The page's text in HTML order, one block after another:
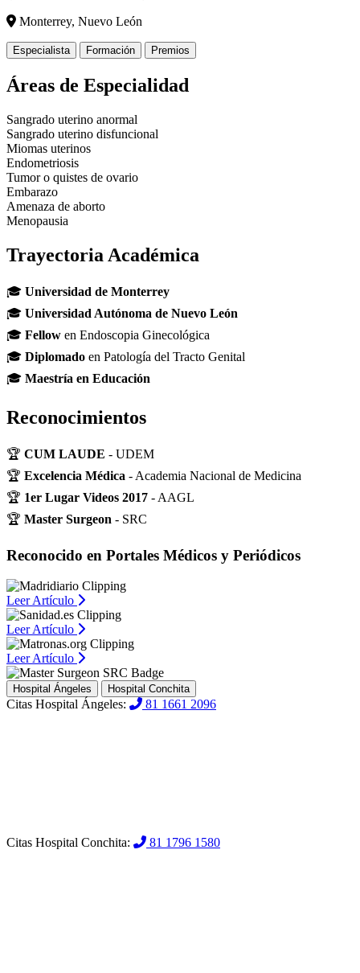
Monterrey, Nuevo León
Especialista Formación Premios
Áreas de Especialidad
Sangrado uterino anormal
Sangrado uterino disfuncional
Miomas uterinos
Endometriosis
Tumor o quistes de ovario
Embarazo
Amenaza de aborto
Menopausia
Trayectoria Académica
🎓 Universidad de Monterrey
🎓 Universidad Autónoma de Nuevo León
🎓 Fellow en Endoscopia Ginecológica
🎓 Diplomado en Patología del Tracto Genital
🎓 Maestría en Educación
Reconocimientos
🏆 CUM LAUDE - UDEM
🏆 Excelencia Médica - Academia Nacional de Medicina
🏆 1er Lugar Videos 2017 - AAGL
🏆 Master Surgeon - SRC
Reconocido en Portales Médicos y Periódicos
Leer Artículo
Leer Artículo
Leer Artículo
Hospital Ángeles Hospital Conchita
Citas Hospital Ángeles: 81 1661 2096
Citas Hospital Conchita: 81 1796 1580